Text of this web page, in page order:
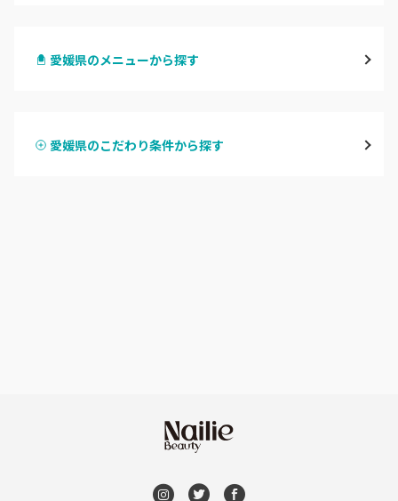
愛媛県のメニューから探す
愛媛県のこだわり条件から探す